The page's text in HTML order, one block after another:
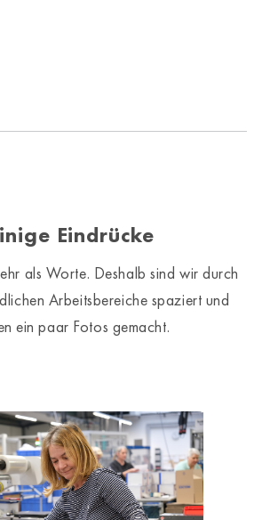
Eindrücke
als Worte. Deshalb sind wir durch
Arbeitsbereiche spaziert und
ein paar Fotos gemacht.